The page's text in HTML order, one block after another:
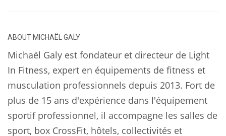
ABOUT MICHAËL GALY
Michaël Galy est fondateur et directeur de Light
In Fitness, expert en équipements de fitness et
musculation professionnels depuis 2013. Fort de
plus de 15 ans d'expérience dans l'équipement
sportif professionnel, il accompagne les salles de
sport, box CrossFit, hôtels, collectivités et